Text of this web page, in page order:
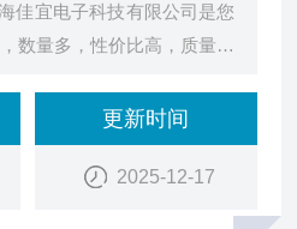
佳宜电子科技有限公司是您
数量多，性价比高，质量和
更新时间
2025-12-17